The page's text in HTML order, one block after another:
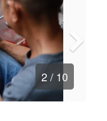
2/ 10